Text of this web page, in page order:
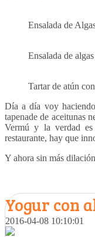
Ensalada de
Ensalada de
Tartar de atún
Día a día voy
tapenade de aceitunas
Vermú y la verdad
restaurante, hay que
Y ahora sin más
Yogur con
2016-04-08 10:10:01